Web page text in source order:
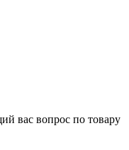
вас вопрос по товару